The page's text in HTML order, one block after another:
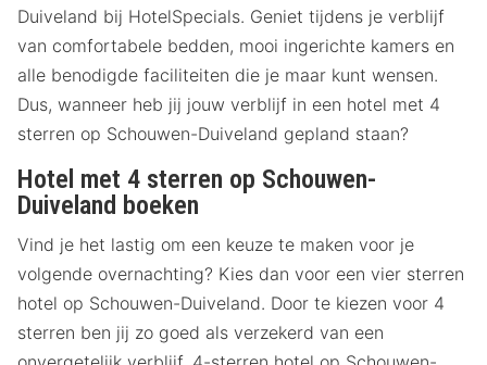
Duiveland bij HotelSpecials. Geniet tijdens je verblijf
van comfortabele bedden, mooi ingerichte kamers en
alle benodigde faciliteiten die je maar kunt wensen.
Dus, wanneer heb jij jouw verblijf in een hotel met 4
sterren op Schouwen-Duiveland gepland staan?
Hotel met 4 sterren op Schouwen-
Duiveland boeken
Vind je het lastig om een keuze te maken voor je
volgende overnachting? Kies dan voor een vier sterren
hotel op Schouwen-Duiveland. Door te kiezen voor 4
sterren ben jij zo goed als verzekerd van een